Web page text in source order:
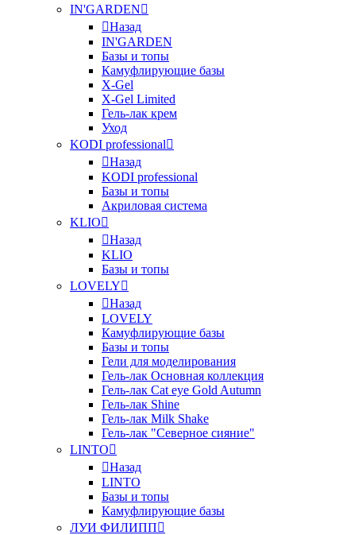
IN'GARDEN
Назад
IN'GARDEN
Базы и топы
Камуфлирующие базы
X-Gel
X-Gel Limited
Гель-лак крем
Уход
KODI professional
Назад
KODI professional
Базы и топы
Акриловая система
KLIO
Назад
KLIO
Базы и топы
LOVELY
Назад
LOVELY
Камуфлирующие базы
Базы и топы
Гели для моделирования
Гель-лак Основная коллекция
Гель-лак Cat eye Gold Autumn
Гель-лак Shine
Гель-лак Milk Shake
Гель-лак "Северное сияние"
LINTO
Назад
LINTO
Базы и топы
Камуфлирующие базы
ЛУИ ФИЛИПП